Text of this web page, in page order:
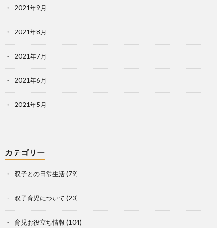
2021年9月
2021年8月
2021年7月
2021年6月
2021年5月
カテゴリー
双子との日常生活(79)
双子育児について (23)
育児お役立ち情報 (104)